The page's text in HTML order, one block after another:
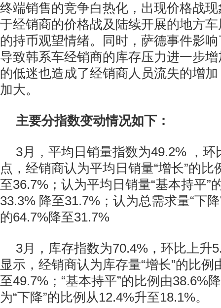
终端销售的竞争白热化，出现价格战
于经销商的价格战及陆续开展的地方
的持币观望情绪。同时，萨德事件影
导致韩系车经销商的库存压力进一步
的低迷也造成了经销商人员流失的增
加大。
主要分指数变动情况如下：
3月，平均日销量指数为49.2% ，环
点，经销商认为平均日销量“增长”的比
至36.7%；认为平均日销量“基本持平”
33.3% 降至31.7%；认为总需求量“下
的64.7%降至31.7%
3月，库存指数为70.4%，环比上升
显示，经销商认为库存量“增长”的比例
至49.7%；“基本持平”的比例由38.6%
为“下降”的比例从12.4%升至18.1%。